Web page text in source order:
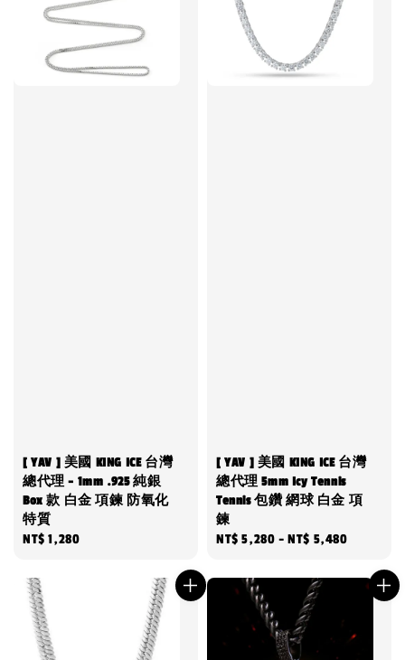
[ YAV ] 美國 KING ICE 台灣
總代理 - 1mm .925 純銀
Box 款 白金 項鍊 防氧化
特質
Regular
NT$ 1,280
[ YAV ] 美國 KING ICE 台灣
總代理 5mm Icy Tennis
Tennis 包鑽 網球 白金 項
鍊
Regular
NT$ 5,280 -NT$ 5,480